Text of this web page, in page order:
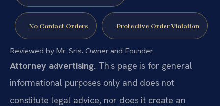
No Contact Orders Protective Order Violation
Reviewed by Mr. Sris, Owner and Founder.
Attorney advertising. This page is for general
informational purposes only and does not
constitute legal advice, nor does it create an